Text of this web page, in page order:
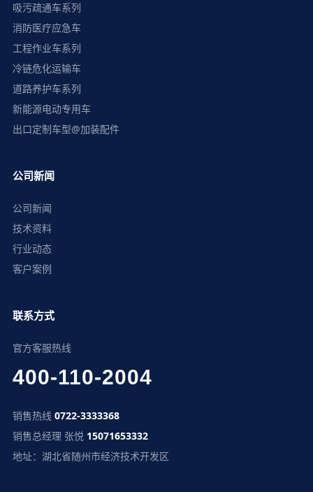
吸污疏通车系列
消防医疗应急车
工程作业车系列
冷链危化运输车
道路养护车系列
新能源电动专用车
出口定制车型@加装配件
公司新闻
公司新闻
技术资料
行业动态
客户案例
联系方式
官方客服热线
400-110-2004
销售热线 0722-3333368
销售总经理 张悦 15071653332
地址：湖北省随州市经济技术开发区